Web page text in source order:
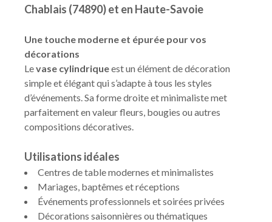
Chablais (74890) et en Haute-Savoie
Une touche moderne et épurée pour vos
décorations
Levase cylindriqueest un élément de décoration
simple et élégant qui s’adapte à tous les styles
d’événements. Sa forme droite et minimaliste met
parfaitement en valeur fleurs, bougies ou autres
compositions décoratives.
Utilisations idéales
Centres de table modernes et minimalistes
Mariages, baptêmes et réceptions
Événements professionnels et soirées privées
Décorations saisonnières ou thématiques